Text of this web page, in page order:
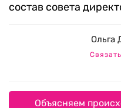
состав совета
Ольга
Объясняем